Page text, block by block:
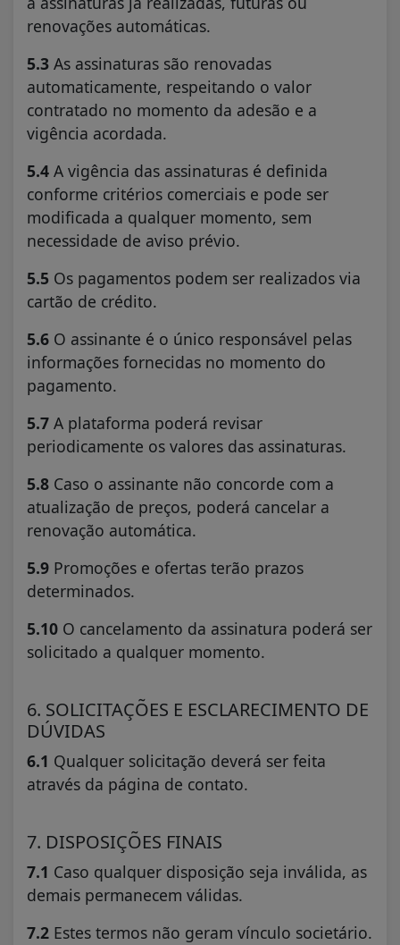
renovações automáticas.
5.3 As assinaturas são renovadas
automaticamente, respeitando o valor
contratado no momento da adesão e a
vigência acordada.
5.4 A vigência das assinaturas é definida
conforme critérios comerciais e pode ser
modificada a qualquer momento, sem
necessidade de aviso prévio.
5.5 Os pagamentos podem ser realizados via
cartão de crédito.
5.6 O assinante é o único responsável pelas
informações fornecidas no momento do
pagamento.
5.7 A plataforma poderá revisar
periodicamente os valores das assinaturas.
5.8 Caso o assinante não concorde com a
atualização de preços, poderá cancelar a
renovação automática.
5.9 Promoções e ofertas terão prazos
determinados.
5.10 O cancelamento da assinatura poderá ser
solicitado a qualquer momento.
6. SOLICITAÇÕES E ESCLARECIMENTO DE
DÚVIDAS
6.1 Qualquer solicitação deverá ser feita
através da página de contato.
7. DISPOSIÇÕES FINAIS
7.1 Caso qualquer disposição seja inválida, as
demais permanecem válidas.
7.2 Estes termos não geram vínculo societário.